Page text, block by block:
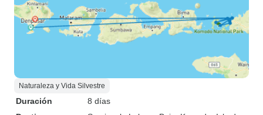
Naturaleza y Vida Silvestre
Duración
8 días